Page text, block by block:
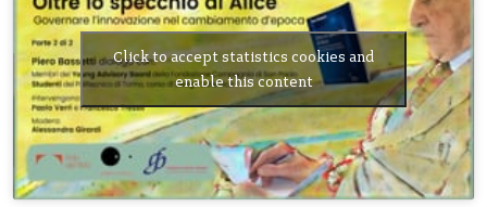
Click to accept statistics cookies and
enable this content